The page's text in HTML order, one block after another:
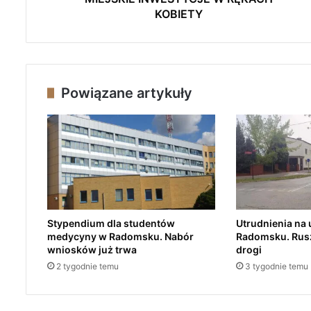
S
J
E
W
K
B
KOBIETY
Powiązane artykuły
Stypendium dla studentów
medycyny w Radomsku. Nabór
wniosków już trwa
2 tygodnie temu
Utrudnienia na
Radomsku.
drogi
3 tygodnie temu